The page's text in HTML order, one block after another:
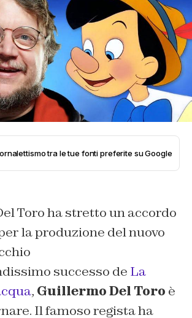
tra le tue fonti preferite su Google
Toro ha stretto un accordo
la produzione del nuovo
successo de La
, Guillermo Del Toro è
Il famoso regista ha